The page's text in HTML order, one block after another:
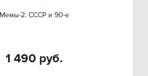
Мемы-2: СССР и 90-е
1 490 руб.